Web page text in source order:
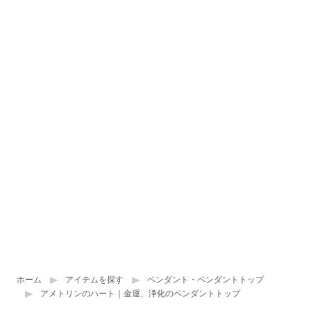
ホーム アイテムを探す
ペンダント・ペンダントトップ
アメトリンのハート｜金運、浄化のペンダントトップ